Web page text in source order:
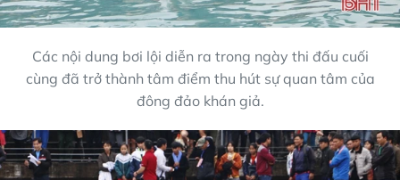
Các nội dung bơi lội diễn ra trong ngày thi đấu cuối
cùng đã trở thành tâm điểm thu hút sự quan tâm của
đông đảo khán giả.